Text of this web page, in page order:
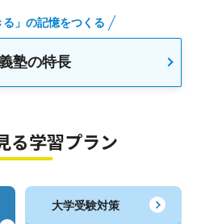
る」の記憶をつくる
塾の特長
る学習プラン
大学受験対策